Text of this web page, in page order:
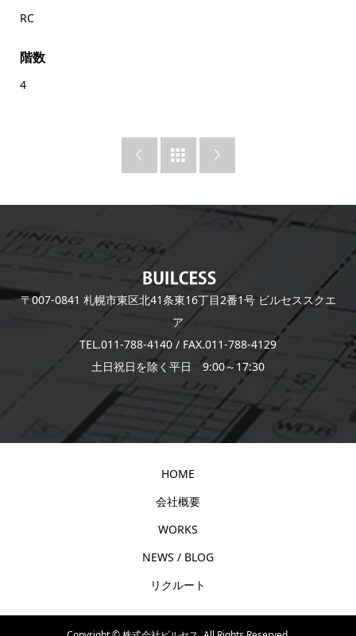
RC
階数
4
  
〒007-0841 札幌市東区北41条東16丁目2番1号 ビルセススクエ
ア
TEL.011-788-4140 / FAX.011-788-4129
土日祝日を除く平日 9:00～17:30
HOME
会社概要
WORKS
NEWS / BLOG
リクルート